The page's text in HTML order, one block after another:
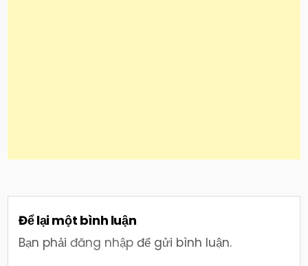
Để lại một bình luận
Bạn phảiđăng nhập để gửi bình luận.